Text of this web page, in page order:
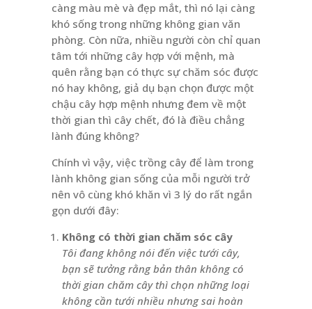
càng màu mè và đẹp mắt, thì nó lại càng
khó sống trong những không gian văn
phòng. Còn nữa, nhiều người còn chỉ quan
tâm tới những cây hợp với mệnh, mà
quên rằng bạn có thực sự chăm sóc được
nó hay không, giả dụ bạn chọn được một
chậu cây hợp mệnh nhưng đem về một
thời gian thì cây chết, đó là điều chẳng
lành đúng không?
Chính vì vậy, việc trồng cây để làm trong
lành không gian sống của mỗi người trở
nên vô cùng khó khăn vì 3 lý do rất ngắn
gọn dưới đây:
Không có thời gian chăm sóc cây
Tôi đang không nói đến việc tưới cây,
bạn sẽ tưởng rằng bản thân không có
thời gian chăm cây thì chọn những loại
không cần tưới nhiều nhưng sai hoàn